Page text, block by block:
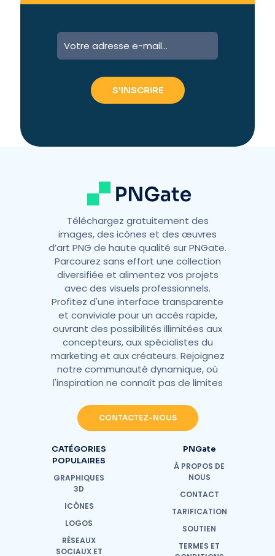
Téléchargez gratuitement des
images, des icônes et des œuvres
d’art PNG de haute qualité sur PNGate.
Parcourez sans effort une collection
diversifiée et alimentez vos projets
avec des visuels professionnels.
Profitez d'une interface transparente
et conviviale pour un accès rapide,
ouvrant des possibilités illimitées aux
concepteurs, aux spécialistes du
marketing et aux créateurs. Rejoignez
notre communauté dynamique, où
l'inspiration ne connaît pas de limites
CONTACTEZ-NOUS
CATÉGORIES
POPULAIRES
GRAPHIQUES
3D
ICÔNES
LOGOS
RÉSEAUX
SOCIAUX ET
PNGate
À PROPOS DE
NOUS
CONTACT
TARIFICATION
SOUTIEN
TERMES ET